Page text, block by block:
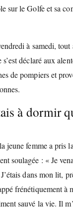
sur le Golfe et sa
à samedi, tout
déclaré aux
de pompiers et
à dormir
jeune femme a pris
soulagée : « Je
dans mon lit,
frénétiquement à
sauvé la vie. Il